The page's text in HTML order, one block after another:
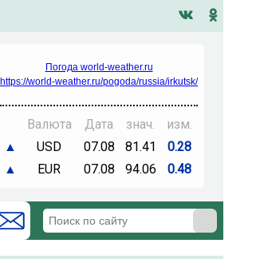
Погода world-weather.ru
https://world-weather.ru/pogoda/russia/irkutsk/
Валюта Дата знач.
изм.
▲
USD 07.08 81.41
0.28
▲
EUR 07.08 94.06 0.48